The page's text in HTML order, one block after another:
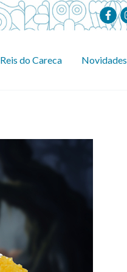
Reis do Careca Novidades